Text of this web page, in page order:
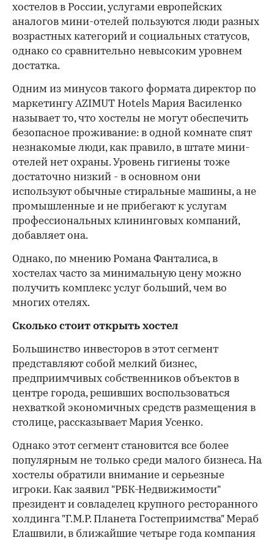
хостелов в России, услугами европейских
аналогов мини-отелей пользуются люди разных
возрастных категорий и социальных статусов,
однако со сравнительно невысоким уровнем
достатка.
Одним из минусов такого формата директор по
маркетингу AZIMUT Hotels Мария Василенко
называет то, что хостелы не могут обеспечить
безопасное проживание: в одной комнате спят
незнакомые люди, как правило, в штате мини-
отелей нет охраны. Уровень гигиены тоже
достаточно низкий - в основном они
используют обычные стиральные машины, а не
промышленные и не прибегают к услугам
профессиональных клининговых компаний,
добавляет она.
Однако, по мнению Романа Фанталиса, в
хостелах часто за минимальную цену можно
получить комплекс услуг больший, чем во
многих отелях.
Сколько стоит открыть хостел
Большинство инвесторов в этот сегмент
представляют собой мелкий бизнес,
предприимчивых собственников объектов в
центре города, решивших воспользоваться
нехваткой экономичных средств размещения в
столице, рассказывает Мария Усенко.
Однако этот сегмент становится все более
популярным не только среди малого бизнеса. На
хостелы обратили внимание и серьезные
игроки. Как заявил "РБК-Недвижимости"
президент и совладелец крупного ресторанного
холдинга "Г.М.Р. Планета Гостеприимства" Мераб
Елашвили, в ближайшие четыре года компания